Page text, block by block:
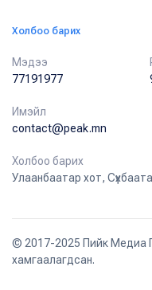
Холбоо барих
Мэдээ
77191977
Имэйл
contact@peak.mn
Холбоо барих
Улаанбаатар хот,
© 2017-2025 Пийк Медиа
хамгаалагдсан.